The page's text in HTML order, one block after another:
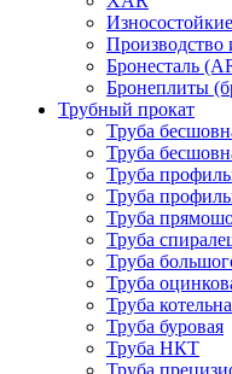
Производство
Бронесталь
Бронеплиты
Трубный прокат
Труба
Труба
Труба
Труба
Труба
Труба
Труба
Труба
Труба
Труба буровая
Труба НКТ
Труба